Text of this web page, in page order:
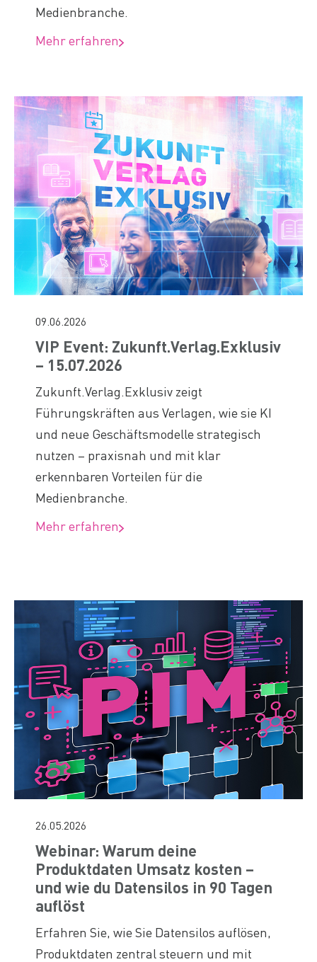
Medienbranche.
Mehr erfahren
09.06.2026
VIP Event: Zukunft.Verlag.Exklusiv
– 15.07.2026
Zukunft.Verlag.Exklusiv zeigt
Führungskräften aus Verlagen, wie sie KI
und neue Geschäftsmodelle strategisch
nutzen – praxisnah und mit klar
erkennbaren Vorteilen für die
Medienbranche.
Mehr erfahren
26.05.2026
Webinar: Warum deine
Produktdaten Umsatz kosten –
und wie du Datensilos in 90 Tagen
auflöst
Erfahren Sie, wie Sie Datensilos auflösen,
Produktdaten zentral steuern und mit